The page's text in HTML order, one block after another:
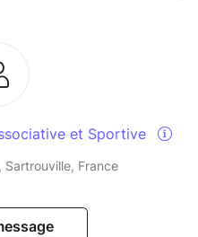
et Sportive
France